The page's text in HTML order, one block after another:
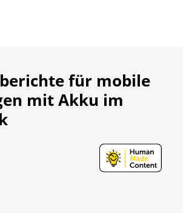
für mobile
mit Akku im